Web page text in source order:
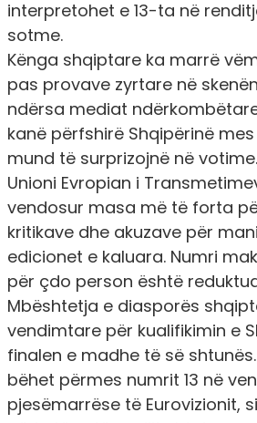
interpretohet e 13-ta në
sotme.
Kënga shqiptare ka marrë
pas provave zyrtare në
ndërsa mediat
kanë përfshirë Shqipërinë
mund të surprizojnë në votime.
Unioni Evropian i
vendosur masa më të forta
kritikave dhe akuzave për
edicionet e kaluara. Numri
për çdo person është
Mbështetja e diasporës
vendimtare për kualifikimin e
finalen e madhe të së
bëhet përmes numrit 13 në
pjesëmarrëse të Eurovizionit,